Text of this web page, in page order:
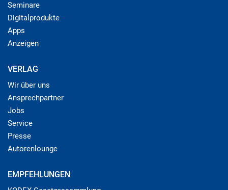
Seminare
Digitalprodukte
Apps
Anzeigen
VERLAG
Wir über uns
Ansprechpartner
Jobs
Service
Presse
Autorenlounge
EMPFEHLUNGEN